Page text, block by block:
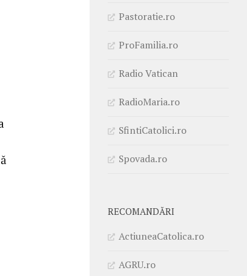
Pastoratie.ro
ProFamilia.ro
Radio Vatican
RadioMaria.ro
SfintiCatolici.ro
Spovada.ro
RECOMANDĂRI
ActiuneaCatolica.ro
AGRU.ro